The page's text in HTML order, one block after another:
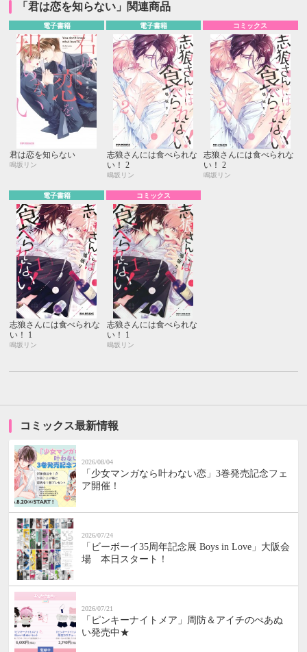
「君は恋を知らない」関連商品
電子書籍
君は恋を知らない
鳴坂リン
電子書籍
志狼さんには食べられな
い！ 2
鳴坂リン
コミックス
志狼さんには食べられな
い！ 2
鳴坂リン
電子書籍
志狼さんには食べられな
い！ 1
鳴坂リン
コミックス
志狼さんには食べられな
い！ 1
鳴坂リン
コミックス最新情報
2026/08/04
「少女マンガなら叶わない恋」3巻発売記念フェ
ア開催！
2026/07/24
「ビーボーイ35周年記念展 Boys in Love」大阪会
場 本日スタート！
2026/07/21
「ピンキーナイトメア」周防＆アイチのぺあぬ
い発売中★